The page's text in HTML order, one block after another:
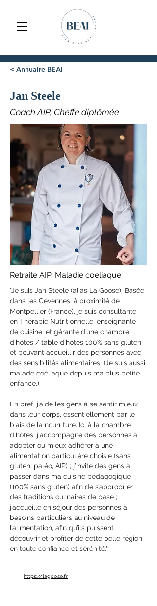
< Annuaire BEAI
Jan Steele
Coach AIP, Cheffe diplômée
Retraite AIP, Maladie coeliaque
"Je suis Jan Steele (alias La Goose). Basée
dans les Cévennes, à proximité de
Montpellier (France), je suis consultante
en Thérapie Nutritionnelle, enseignante
de cuisine, et gérante d’une chambre
d’hôtes / table d’hôtes 100% sans gluten
et pouvant accueillir des personnes avec
des sensibilités alimentaires. (Je suis aussi
malade coéliaque depuis ma plus petite
enfance.)
En bref, j’aide les gens à se sentir mieux
dans leur corps, essentiellement par le
biais de la nourriture. Ici à la chambre
d'hôtes, j'accompagne des personnes à
adopter ou mieux adhérer à une
alimentation particulière choisie (sans
gluten, paléo, AIP) ; j’invite des gens à
passer dans ma cuisine pédagogique
(100% sans gluten) afin de s’approprier
des traditions culinaires de base ;
j’accueille en séjour des personnes à
besoins particuliers au niveau de
l’alimentation, afin qu’ils puissent
découvrir et profiter de cette belle région
en toute confiance et sérénité."
https://lagoose.fr